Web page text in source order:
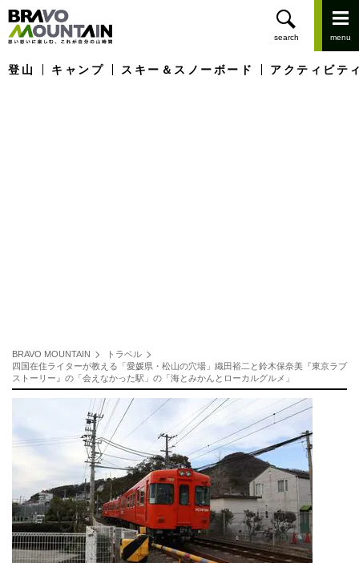
登山 キャンプ スキー＆スノーボード アクティビテ
BRAVO MOUNTAIN
トラベル
四国在住ライターが教える「愛媛県・松山の穴場」織田裕二と鈴木保奈美『東京ラブ
ストーリー』の「会えなかった駅」の「海とみかんとローカルグルメ」